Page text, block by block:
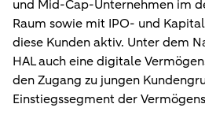
und Mid-Cap-Unternehmen im
Raum sowie mit IPO- und
diese Kunden aktiv. Unter dem
HAL auch eine digitale
den Zugang zu jungen
Einstiegssegment der